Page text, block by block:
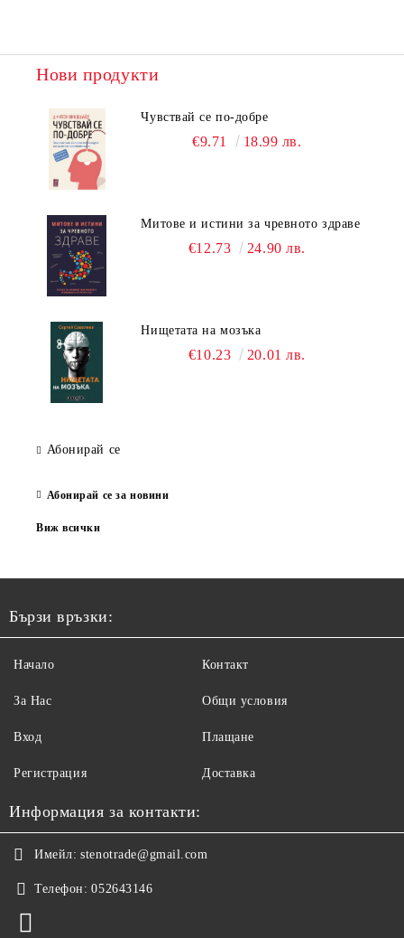
Нови продукти
Чувствай се по-добре
€9.71 18.99 лв.
Митове и истини за чревното здраве
€12.73 24.90 лв.
Нищетата на мозъка
€10.23 20.01 лв.
Абонирай се
Абонирай се за новини
Виж всички
Бързи връзки:
Начало
За Нас
Вход
Регистрация
Контакт
Общи условия
Плащане
Доставка
Информация за контакти:
Имейл: stenotrade@gmail.com
Телефон: 052643146